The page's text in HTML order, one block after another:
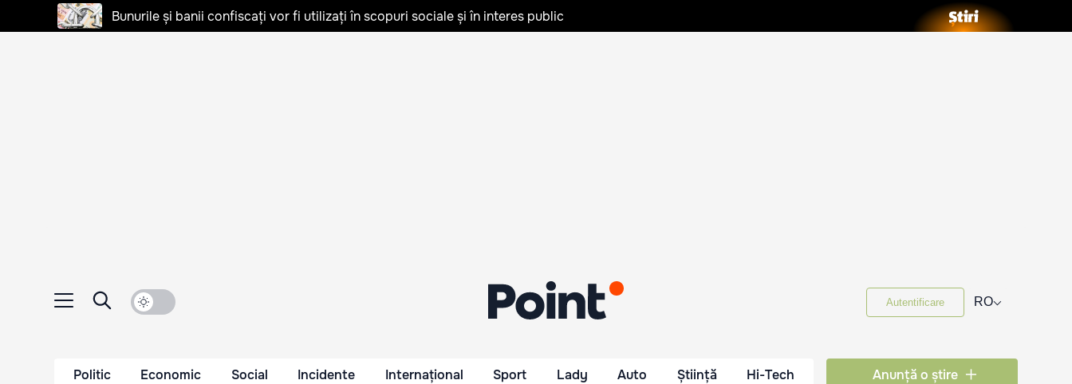
Bunurile și banii confiscați vor fi utilizați în scopuri sociale și în interes public
Autentificare RO⌵
Politic Economic Social Incidente Internațional Sport Lady Auto Știință Hi-Tech Anunță o știre